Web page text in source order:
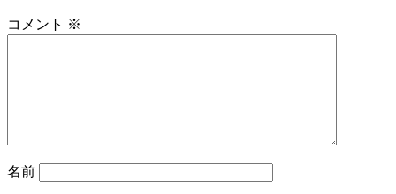
コメント ※
名前